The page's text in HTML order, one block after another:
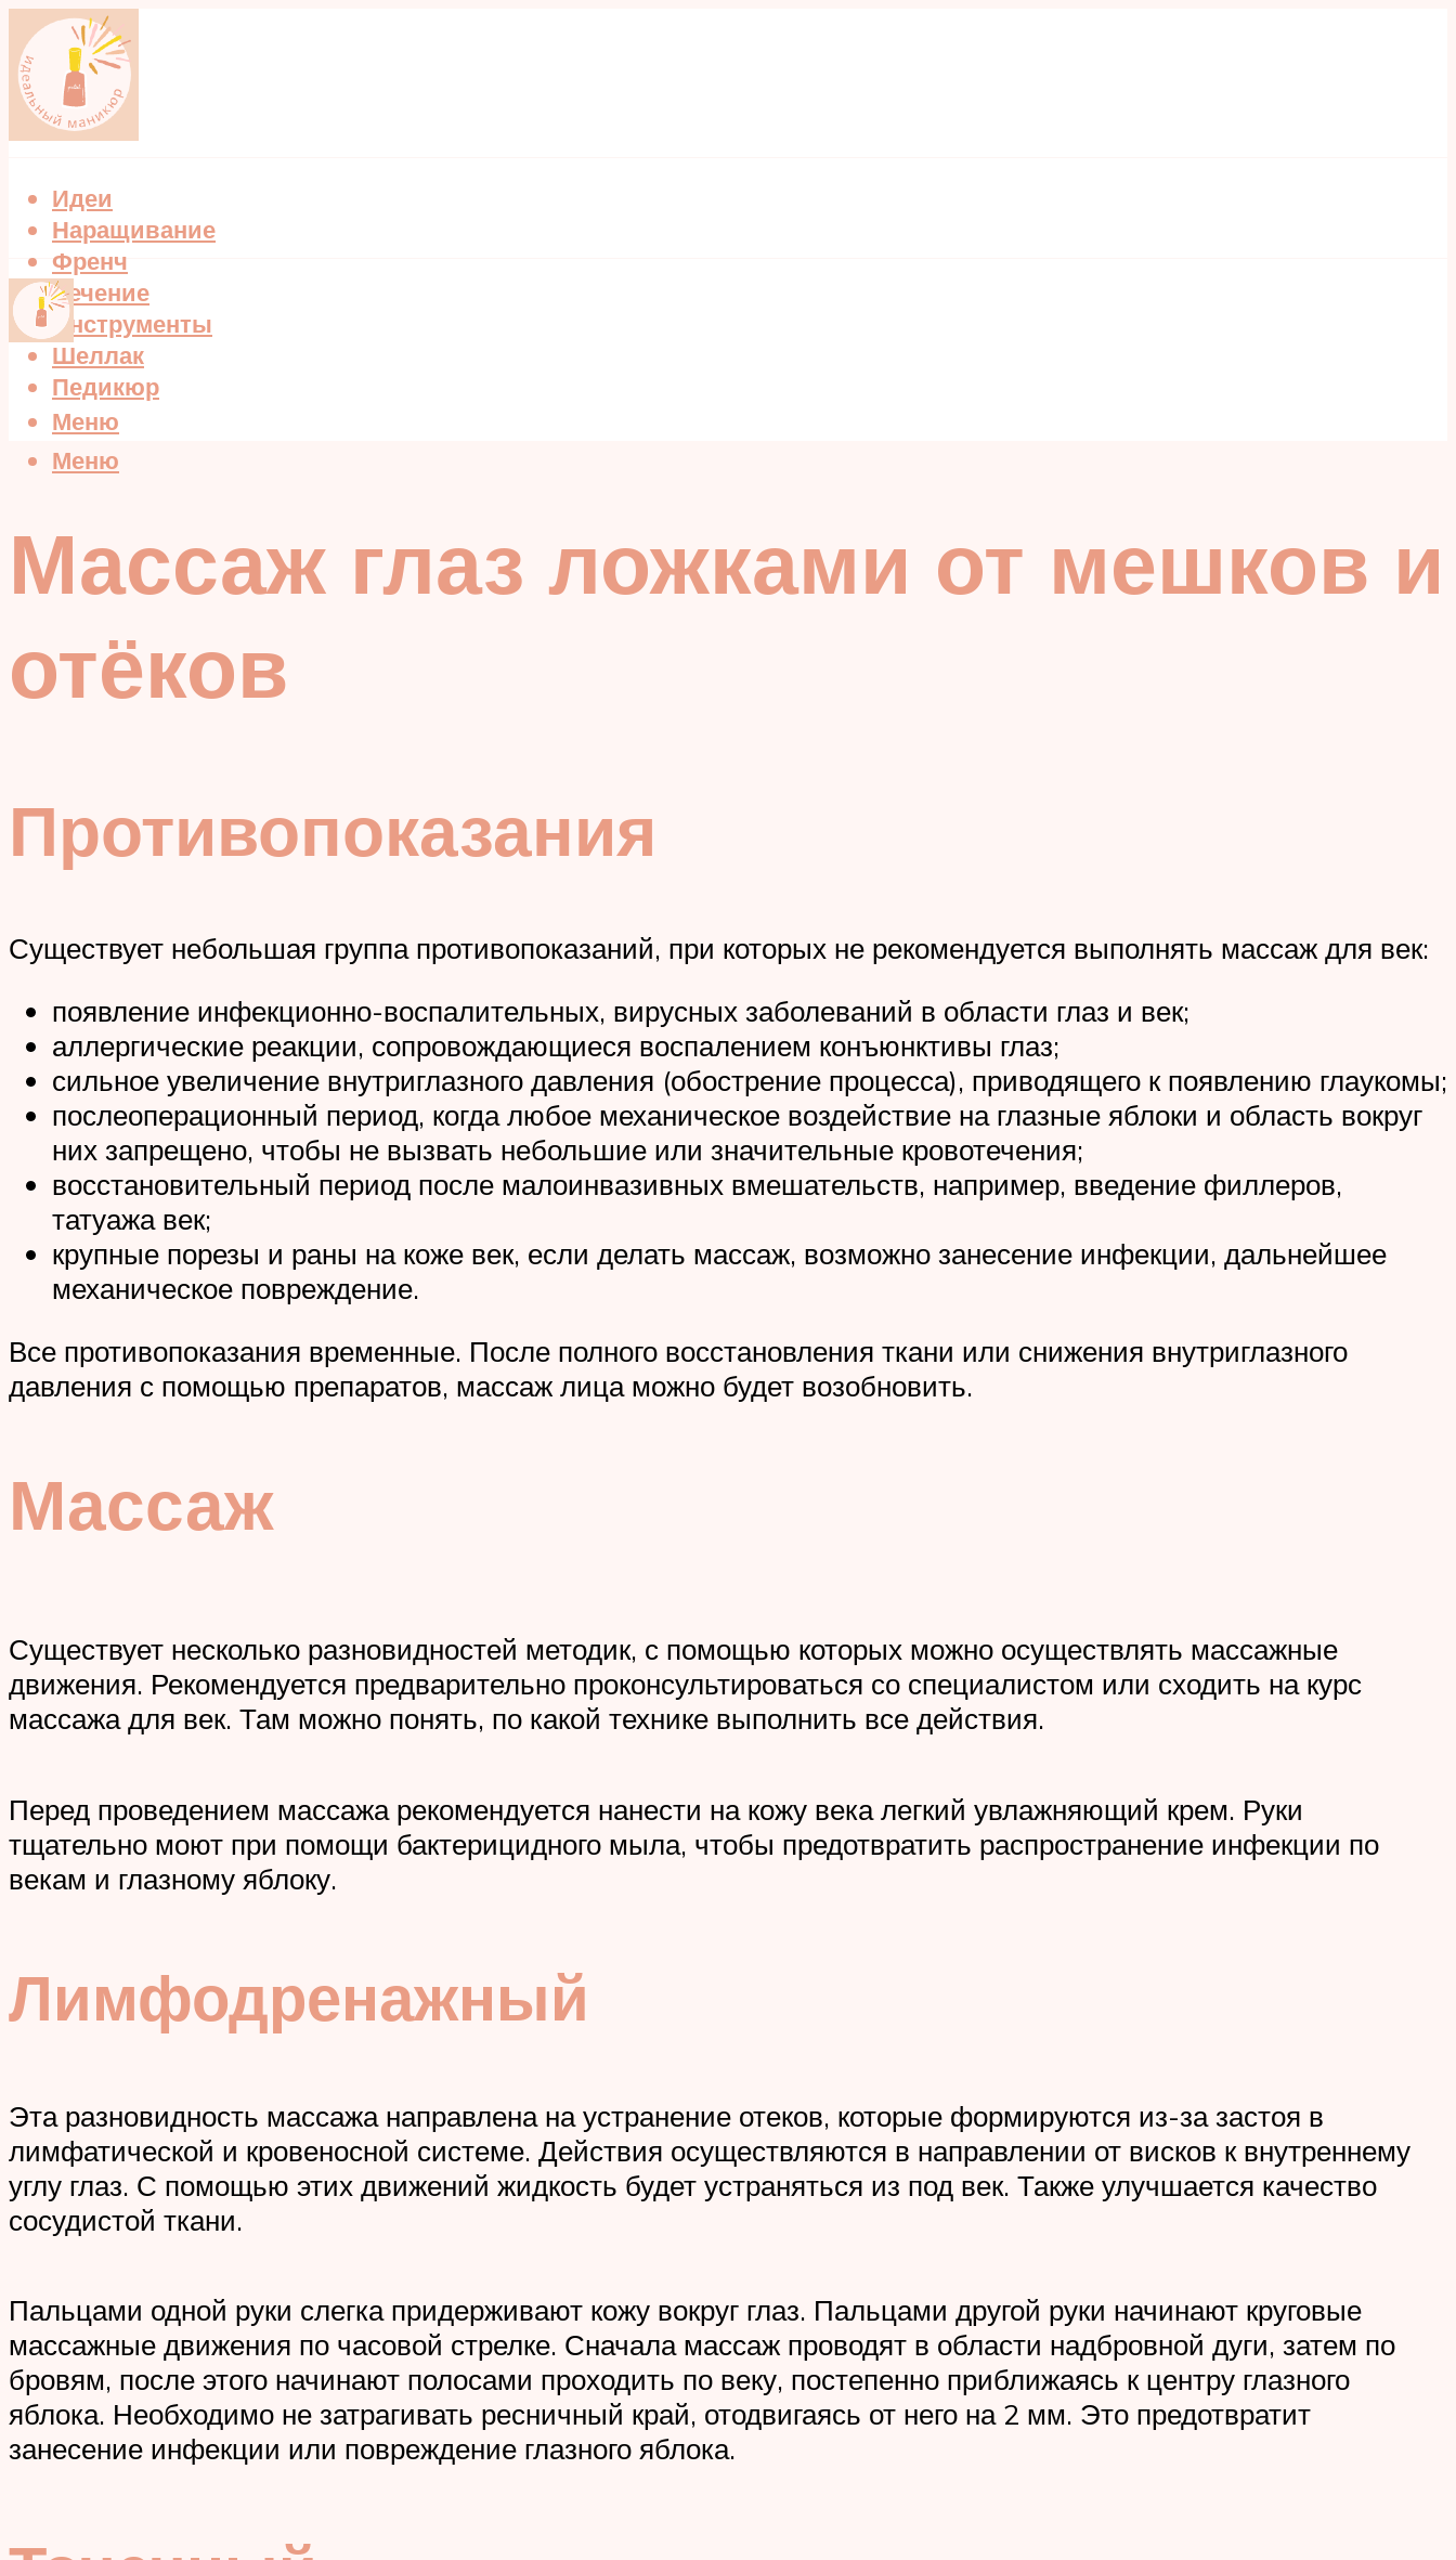
Идеи
Наращивание
Френч
Лечение
Инструменты
Шеллак
Педикюр
Меню
Меню
Массаж глаз ложками от мешков и
отёков
Противопоказания
Существует небольшая группа противопоказаний, при которых не рекомендуется выполнять массаж для век:
появление инфекционно-воспалительных, вирусных заболеваний в области глаз и век;
аллергические реакции, сопровождающиеся воспалением конъюнктивы глаз;
сильное увеличение внутриглазного давления (обострение процесса), приводящего к появлению глаукомы;
послеоперационный период, когда любое механическое воздействие на глазные яблоки и область вокруг
них запрещено, чтобы не вызвать небольшие или значительные кровотечения;
восстановительный период после малоинвазивных вмешательств, например, введение филлеров,
татуажа век;
крупные порезы и раны на коже век, если делать массаж, возможно занесение инфекции, дальнейшее
механическое повреждение.
Все противопоказания временные. После полного восстановления ткани или снижения внутриглазного
давления с помощью препаратов, массаж лица можно будет возобновить.
Массаж
Существует несколько разновидностей методик, с помощью которых можно осуществлять массажные
движения. Рекомендуется предварительно проконсультироваться со специалистом или сходить на курс
массажа для век. Там можно понять, по какой технике выполнить все действия.
Перед проведением массажа рекомендуется нанести на кожу века легкий увлажняющий крем. Руки
тщательно моют при помощи бактерицидного мыла, чтобы предотвратить распространение инфекции по
векам и глазному яблоку.
Лимфодренажный
Эта разновидность массажа направлена на устранение отеков, которые формируются из-за застоя в
лимфатической и кровеносной системе. Действия осуществляются в направлении от висков к внутреннему
углу глаз. С помощью этих движений жидкость будет устраняться из под век. Также улучшается качество
сосудистой ткани.
Пальцами одной руки слегка придерживают кожу вокруг глаз. Пальцами другой руки начинают круговые
массажные движения по часовой стрелке. Сначала массаж проводят в области надбровной дуги, затем по
бровям, после этого начинают полосами проходить по веку, постепенно приближаясь к центру глазного
яблока. Необходимо не затрагивать ресничный край, отодвигаясь от него на 2 мм. Это предотвратит
занесение инфекции или повреждение глазного яблока.